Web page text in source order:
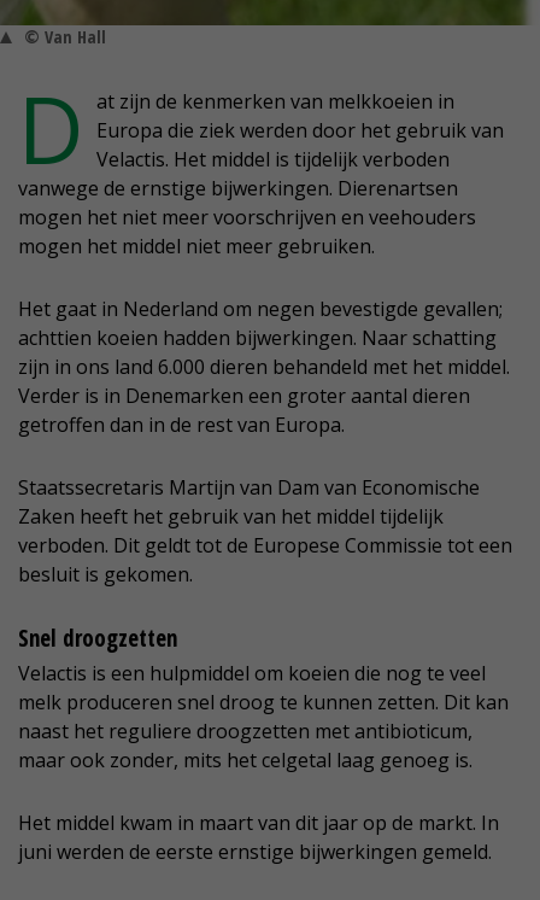
© Van Hall
D
at zijn de kenmerken van melkkoeien in
Europa die ziek werden door het gebruik van
Velactis. Het middel is tijdelijk verboden
vanwege de ernstige bijwerkingen. Dierenartsen
mogen het niet meer voorschrijven en veehouders
mogen het middel niet meer gebruiken.
Het gaat in Nederland om negen bevestigde gevallen;
achttien koeien hadden bijwerkingen. Naar schatting
zijn in ons land 6.000 dieren behandeld met het middel.
Verder is in Denemarken een groter aantal dieren
getroffen dan in de rest van Europa.
Staatssecretaris Martijn van Dam van Economische
Zaken heeft het gebruik van het middel tijdelijk
verboden. Dit geldt tot de Europese Commissie tot een
besluit is gekomen.
Snel droogzetten
Velactis is een hulpmiddel om koeien die nog te veel
melk produceren snel droog te kunnen zetten. Dit kan
naast het reguliere droogzetten met antibioticum,
maar ook zonder, mits het celgetal laag genoeg is.
Het middel kwam in maart van dit jaar op de markt. In
juni werden de eerste ernstige bijwerkingen gemeld.